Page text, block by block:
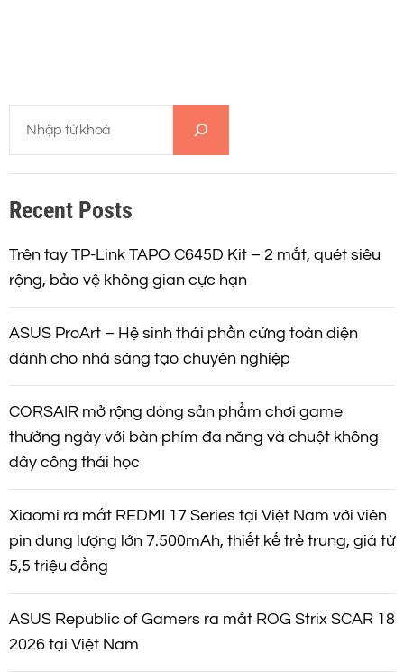
m
i
m
Recent Posts
Trên tay TP-Link TAPO C645D Kit – 2 mắt, quét siêu
rộng, bảo vệ không gian cực hạn
ASUS ProArt – Hệ sinh thái phần cứng toàn diện
dành cho nhà sáng tạo chuyên nghiệp
CORSAIR mở rộng dòng sản phẩm chơi game
thường ngày với bàn phím đa năng và chuột không
dây công thái học
Xiaomi ra mắt REDMI 17 Series tại Việt Nam với viên
pin dung lượng lớn 7.500mAh, thiết kế trẻ trung, giá từ
5,5 triệu đồng
ASUS Republic of Gamers ra mắt ROG Strix SCAR 18
2026 tại Việt Nam